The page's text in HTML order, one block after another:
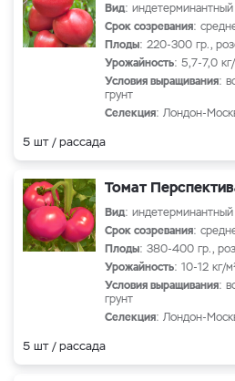
Вид:
Срок созревания:
Плоды: 220-300 гр.,
Урожайность: 5,7-7,0
Условия выращивания:
грунт
Селекция: Лондон-
5 шт / рассада
Томат
Вид:
Срок созревания:
Плоды: 380-400 гр.,
Урожайность: 10-12 кг/
Условия выращивания:
грунт
Селекция: Лондон-
5 шт / рассада